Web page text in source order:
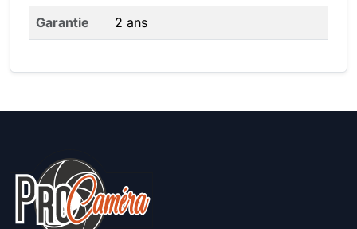
Garantie 2 ans